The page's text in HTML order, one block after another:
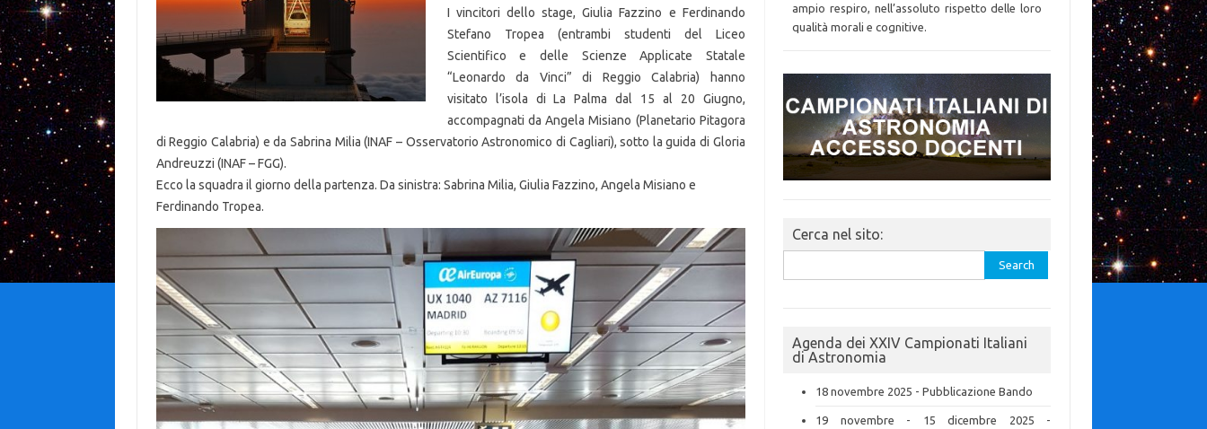
I vincitori dello stage, Giulia Fazzino e Ferdinando
Stefano Tropea (entrambi studenti del Liceo
Scientifico e delle Scienze Applicate Statale
“Leonardo da Vinci” di Reggio Calabria) hanno
visitato l’isola di La Palma dal 15 al 20 Giugno,
accompagnati da Angela Misiano (Planetario Pitagora
di Reggio Calabria) e da Sabrina Milia (INAF – Osservatorio Astronomico di Cagliari), sotto la guida di Gloria
Andreuzzi (INAF – FGG).
Ecco la squadra il giorno della partenza. Da sinistra: Sabrina Milia, Giulia Fazzino, Angela Misiano e
Ferdinando Tropea.
ampio respiro, nell’assoluto rispetto delle loro
qualità morali e cognitive.
Cerca nel sito:
for:
Agenda dei XXIV Campionati Italiani
di Astronomia
18 novembre 2025 - Pubblicazione Bando
19 novembre - 15 dicembre 2025 -